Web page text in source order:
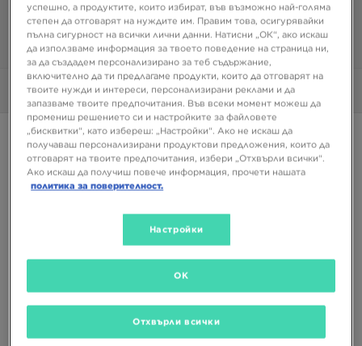
Снимки 360°
ADIDAS SAMBA OG
84,99 €
166,23 ЛВ.
успешно, а продуктите, които избират, във възможно най-голяма
степен да отговарят на нуждите им. Правим това, осигурявайки
пълна сигурност на всички лични данни. Натисни „ОК“, ако искаш
да използваме информация за твоето поведение на страница ни,
за да създадем персонализирано за теб съдържание,
включително да ти предлагаме продукти, които да отговарят на
твоите нужди и интереси, персонализирани реклами и да
запазваме твоите предпочитания. Във всеки момент можеш да
промениш решението си и настройките за файловете
„бисквитки“, като избереш: „Настройки“. Ако не искаш да
получаваш персонализирани продуктови предложения, които да
отговарят на твоите предпочитания, избери „Отхвърли всички“.
Ако искаш да получиш повече информация, прочети нашата
политика за поверителност.
Настройки
Отхвърли всички
OK